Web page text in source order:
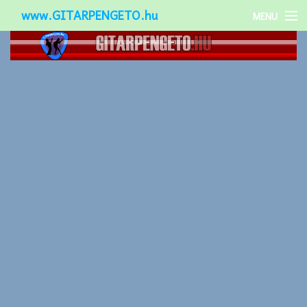
www.GITARPENGETO.hu MENU
Népszerű-